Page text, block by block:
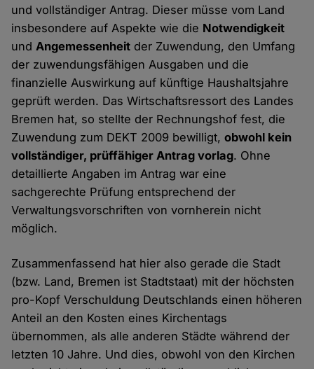
und vollständiger Antrag. Dieser müsse vom Land
insbesondere auf Aspekte wie die Notwendigkeit
undAngemessenheit der Zuwendung, den Umfang
der zuwendungsfähigen Ausgaben und die
finanzielle Auswirkung auf künftige Haushaltsjahre
geprüft werden. Das Wirtschaftsressort des Landes
Bremen hat, so stellte der Rechnungshof fest, die
Zuwendung zum DEKT 2009 bewilligt,obwohl kein
vollständiger, prüffähiger Antrag vorlag. Ohne
detaillierte Angaben im Antrag war eine
sachgerechte Prüfung entsprechend der
Verwaltungsvorschriften von vornherein nicht
möglich.
Zusammenfassend hat hier also gerade die Stadt
(bzw. Land, Bremen ist Stadtstaat) mit der höchsten
pro-Kopf Verschuldung Deutschlands einen höheren
Anteil an den Kosten eines Kirchentags
übernommen, als alle anderen Städte während der
letzten 10 Jahre. Und dies, obwohl von den Kirchen